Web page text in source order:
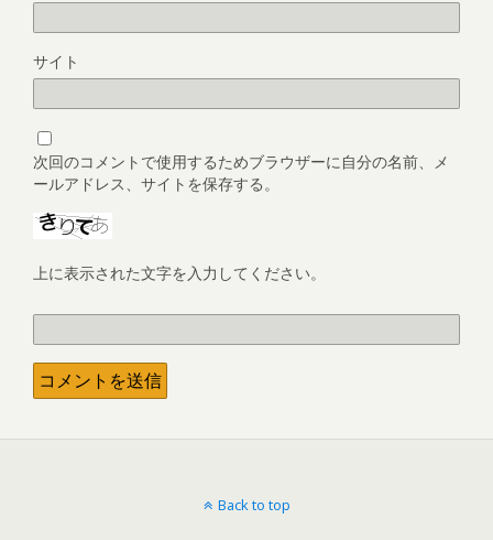
サイト
次回のコメントで使用するためブラウザーに自分の名前、メ
ールアドレス、サイトを保存する。
上に表示された文字を入力してください。
Back to top